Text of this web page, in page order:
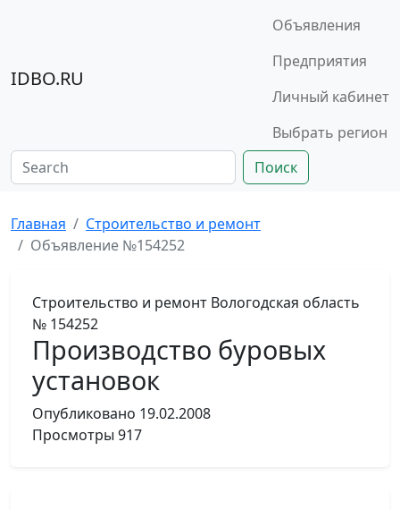
IDBO.RU
Объявления
Предприятия
Личный кабинет
Выбрать регион
Поиск
Главная
Строительство и ремонт
Объявление №154252
Строительство и ремонт Вологодская область
№ 154252
Производство буровых
установок
Опубликовано 19.02.2008
Просмотры 917